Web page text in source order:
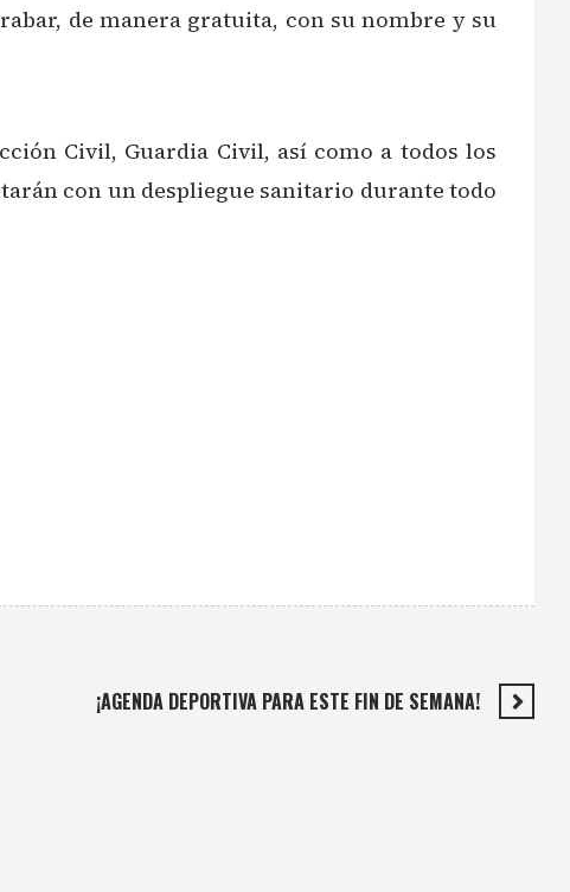
de manera gratuita, con su nombre y su
Civil, Guardia Civil, así como a todos los
con un despliegue sanitario durante todo
¡AGENDA DEPORTIVA PARA ESTE FIN DE SEMANA!